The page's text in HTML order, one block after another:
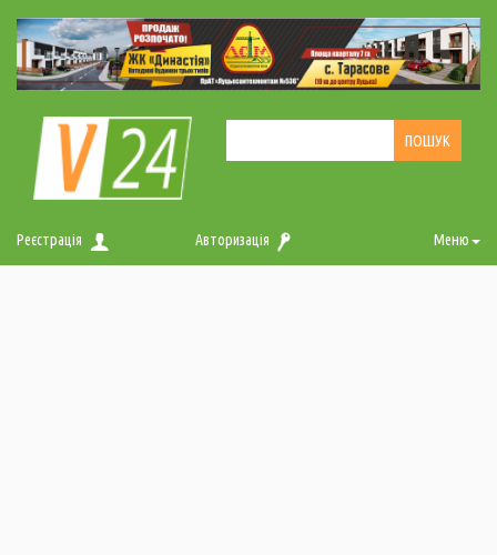
Реєстрація Авторизація Меню